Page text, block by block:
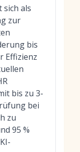
sich als
zur
bis
Effizienz
bis zu 3-
bei
zu
95 %